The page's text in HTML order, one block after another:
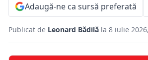
Adaugă-ne ca sursă preferată
Publicat de Leonard Bădilă la 8 iulie